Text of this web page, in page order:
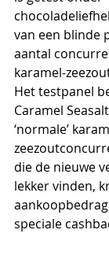
van een blinde
aantal
karamel-
Het testpanel
Caramel
‘normale’
die de nieuwe
lekker vinden,
speciale